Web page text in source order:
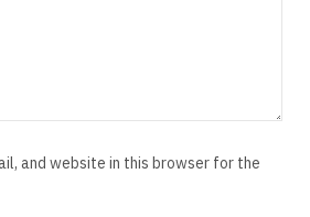
and website in this browser for the